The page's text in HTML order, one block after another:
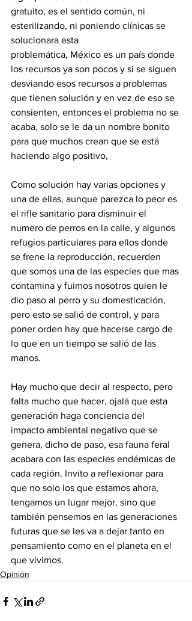
gratuito, es el sentido común, ni
esterilizando, ni poniendo clínicas se
solucionara esta
problemática, México es un país donde
los recursos ya son pocos y si se siguen
desviando esos recursos a problemas
que tienen solución y en vez de eso se
consienten, entonces el problema no se
acaba, solo se le da un nombre bonito
para que muchos crean que se está
haciendo algo positivo,
Como solución hay varias opciones y
una de ellas, aunque parezca lo peor es
el rifle sanitario para disminuir el
numero de perros en la calle, y algunos
refugios particulares para ellos donde
se frene la reproducción, recuerden
que somos una de las especies que mas
contamina y fuimos nosotros quien le
dio paso al perro y su domesticación,
pero esto se salió de control, y para
poner orden hay que hacerse cargo de
lo que en un tiempo se salió de las
manos.
Hay mucho que decir al respecto, pero
falta mucho que hacer, ojalá que esta
generación haga conciencia del
impacto ambiental negativo que se
genera, dicho de paso, esa fauna feral
acabara con las especies endémicas de
cada región. Invito a reflexionar para
que no solo los que estamos ahora,
tengamos un lugar mejor, sino que
también pensemos en las generaciones
futuras que se les va a dejar tanto en
pensamiento como en el planeta en el
que vivimos.
Opinión